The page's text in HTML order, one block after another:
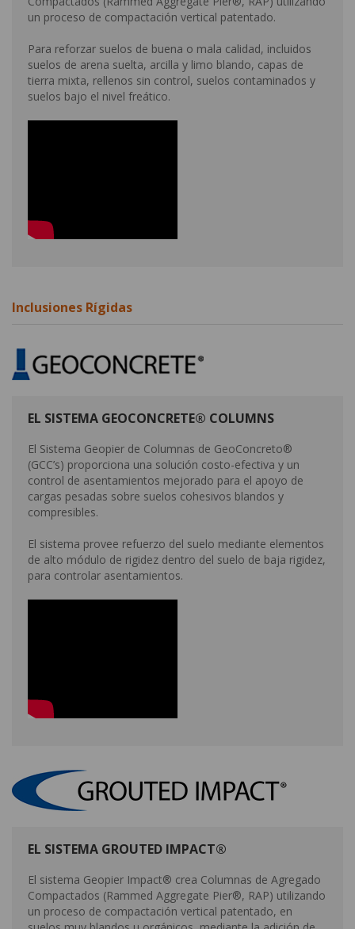
un proceso de compactación vertical patentado.
Para reforzar suelos de buena o mala calidad, incluidos
suelos de arena suelta, arcilla y limo blando, capas de
tierra mixta, rellenos sin control, suelos contaminados y
suelos bajo el nivel freático.
Inclusiones Rígidas
EL SISTEMA GEOCONCRETE® COLUMNS
El Sistema Geopier de Columnas de GeoConcreto®
(GCC’s) proporciona una solución costo-efectiva y un
control de asentamientos mejorado para el apoyo de
cargas pesadas sobre suelos cohesivos blandos y
compresibles.
El sistema provee refuerzo del suelo mediante elementos
de alto módulo de rigidez dentro del suelo de baja rigidez,
para controlar asentamientos.
EL SISTEMA GROUTED IMPACT®
El sistema Geopier Impact® crea Columnas de Agregado
Compactados (Rammed Aggregate Pier®, RAP) utilizando
un proceso de compactación vertical patentado, en